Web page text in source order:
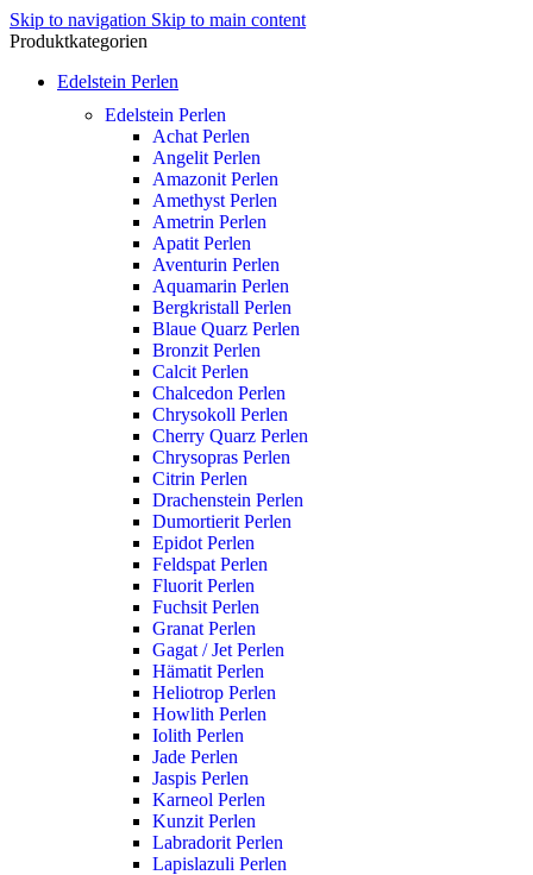
Skip to navigation Skip to main content
Produktkategorien
Edelstein Perlen
Edelstein Perlen
Achat Perlen
Angelit Perlen
Amazonit Perlen
Amethyst Perlen
Ametrin Perlen
Apatit Perlen
Aventurin Perlen
Aquamarin Perlen
Bergkristall Perlen
Blaue Quarz Perlen
Bronzit Perlen
Calcit Perlen
Chalcedon Perlen
Chrysokoll Perlen
Cherry Quarz Perlen
Chrysopras Perlen
Citrin Perlen
Drachenstein Perlen
Dumortierit Perlen
Epidot Perlen
Feldspat Perlen
Fluorit Perlen
Fuchsit Perlen
Granat Perlen
Gagat / Jet Perlen
Hämatit Perlen
Heliotrop Perlen
Howlith Perlen
Iolith Perlen
Jade Perlen
Jaspis Perlen
Karneol Perlen
Kunzit Perlen
Labradorit Perlen
Lapislazuli Perlen